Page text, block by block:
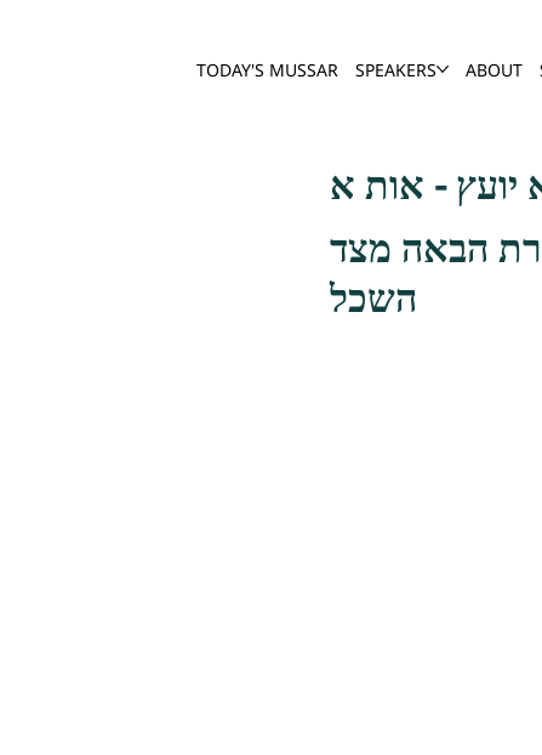
TODAY'S MUSSAR SPEAKERS ABOUT
הבאה מצד
השכל